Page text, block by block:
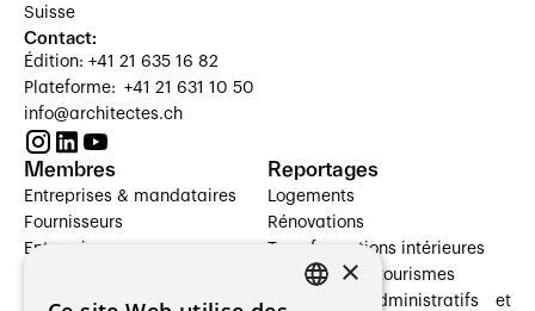
Suisse
Contact:
Édition: +41 21 635 16 82
Plateforme: +41 21 631 10 50
info@architectes.ch
Membres
Entreprises & mandataires
Fournisseurs
Entreprises
Architectes paysagistes
Reportages
Logements
Rénovations
Transformations intérieures
Hôtelleries et tourismes
Bâtiments administratifs et
×